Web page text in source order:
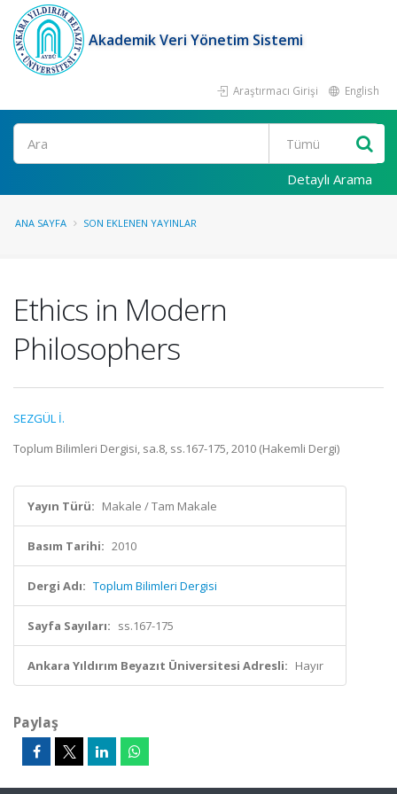
Akademik Veri Yönetim Sistemi
Araştırmacı Girişi English
Ara
Detaylı Arama
ANA SAYFA SON EKLENEN YAYINLAR
Ethics in Modern
Philosophers
SEZGÜL İ.
Toplum Bilimleri Dergisi, sa.8, ss.167-175, 2010 (Hakemli Dergi)
Yayın Türü: Makale / Tam Makale
Basım Tarihi: 2010
Dergi Adı: Toplum Bilimleri Dergisi
Sayfa Sayıları: ss.167-175
Ankara Yıldırım Beyazıt Üniversitesi Adresli: Hayır
Paylaş